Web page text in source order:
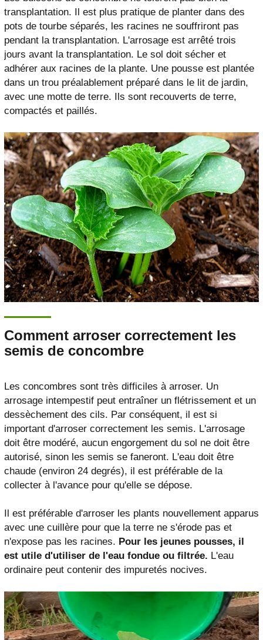
transplantation. Il est plus pratique de planter dans des
pots de tourbe séparés, les racines ne souffriront pas
pendant la transplantation. L'arrosage est arrêté trois
jours avant la transplantation. Le sol doit sécher et
adhérer aux racines de la plante. Une pousse est plantée
dans un trou préalablement préparé dans le lit de jardin,
avec une motte de terre. Ils sont recouverts de terre,
compactés et paillés.
Comment arroser correctement les
semis de concombre
Les concombres sont très difficiles à arroser. Un
arrosage intempestif peut entraîner un flétrissement et un
dessèchement des cils. Par conséquent, il est si
important d'arroser correctement les semis. L'arrosage
doit être modéré, aucun engorgement du sol ne doit être
autorisé, sinon les semis se faneront. L'eau doit être
chaude (environ 24 degrés), il est préférable de la
collecter à l'avance pour qu'elle se dépose.
Il est préférable d'arroser les plants nouvellement apparus
avec une cuillère pour que la terre ne s'érode pas et
n'expose pas les racines. Pour les jeunes pousses, il
est utile d'utiliser de l'eau fondue ou filtrée. L'eau
ordinaire peut contenir des impuretés nocives.